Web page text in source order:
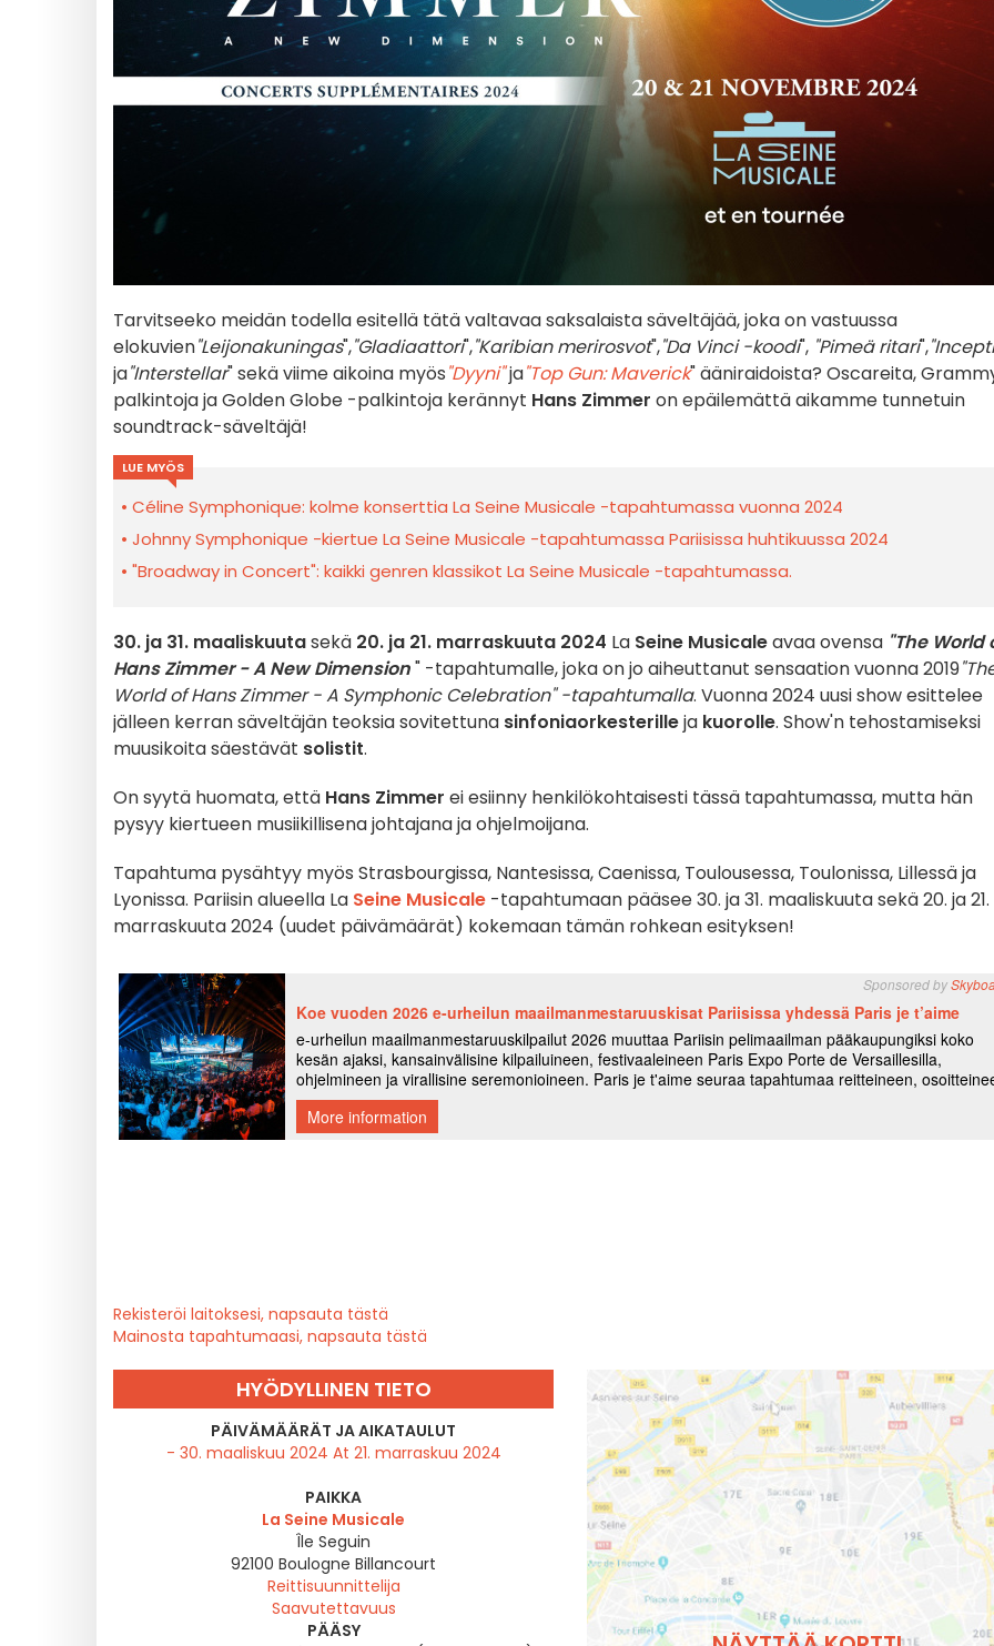
Tarvitseeko meidän todella esitellä tätä valtavaa saksalaista säveltäjää, joka on vastuussa
elokuvien"Leijonakuningas","Gladiaattori","Karibian merirosvot","Da Vinci -koodi", "Pimeä ritari",
ja"Interstellar" sekä viime aikoina myös"Dyyni"ja"Top Gun: Maverick" ääniraidoista? Oscareita,
palkintoja ja Golden Globe -palkintoja kerännyt Hans Zimmer on epäilemättä aikamme tunnetuin
soundtrack-säveltäjä!
LUE MYÖS
Céline Symphonique: kolme konserttia La Seine Musicale -tapahtumassa vuonna 2024
Johnny Symphonique -kiertue La Seine Musicale -tapahtumassa Pariisissa huhtikuussa 2024
"Broadway in Concert": kaikki genren klassikot La Seine Musicale -tapahtumassa.
30. ja 31. maaliskuutasekä 20. ja 21. marraskuuta 2024 La Seine Musicaleavaa ovensa "The World
Hans Zimmer - A New Dimension" -tapahtumalle, joka on jo aiheuttanut sensaation vuonna 2019
World of Hans Zimmer - A Symphonic Celebration" -tapahtumalla. Vuonna 2024 uusi show esittelee
jälleen kerran säveltäjän teoksia sovitettuna sinfoniaorkesterilleja kuorolle. Show'n tehostamiseksi
muusikoita säestävät solistit.
On syytä huomata, että Hans Zimmer ei esiinny henkilökohtaisesti tässä tapahtumassa, mutta hän
pysyy kiertueen musiikillisena johtajana ja ohjelmoijana.
Tapahtuma pysähtyy myös Strasbourgissa, Nantesissa, Caenissa, Toulousessa, Toulonissa, Lillessä ja
Lyonissa. Pariisin alueella La Seine Musicale -tapahtumaan pääsee 30. ja 31. maaliskuuta sekä 20. ja 21.
marraskuuta 2024 (uudet päivämäärät) kokemaan tämän rohkean esityksen!
Rekisteröi laitoksesi, napsauta tästä
Mainosta tapahtumaasi, napsauta tästä
HYÖDYLLINEN TIETO
PÄIVÄMÄÄRÄT JA AIKATAULUT
- 30. maaliskuu 2024 At 21. marraskuu 2024
PAIKKA
La Seine Musicale
Île Seguin
92100 Boulogne Billancourt
Reittisuunnittelija
Saavutettavuus
PÄÄSY